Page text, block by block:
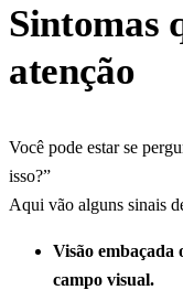
Sintomas
atenção
Você pode estar se
isso?”
Aqui vão alguns sinais
Visão embaçada
campo visual.